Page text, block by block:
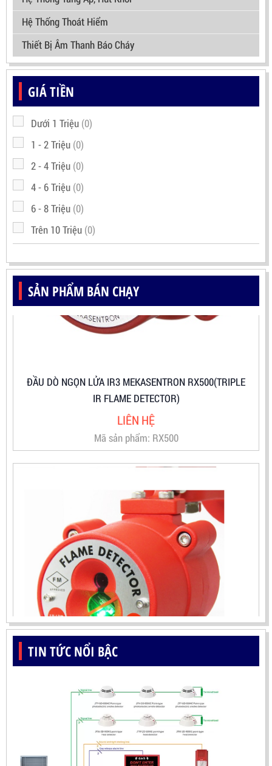
Hệ Thống Thoát Hiểm
Thiết Bị Âm Thanh Báo Cháy
GIÁ TIỀN
Dưới 1 Triệu (0)
1 - 2 Triệu (0)
2 - 4 Triệu (0)
4 - 6 Triệu (0)
6 - 8 Triệu (0)
Trên 10 Triệu (0)
SẢN PHẨM BÁN CHẠY
ĐẦU DÒ NGỌN LỬA IR3 MEKASENTRON RX500(TRIPLE
LIÊN HỆ
Mã sản phẩm: RX500
ĐẦU BÁO LỬA UV-IR CHỐNG NỔ-UX150 KOREA
LIÊN HỆ
Mã sản phẩm: UX150
TIN TỨC NỔI BẬC